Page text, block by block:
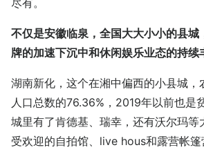
不仅是安徽临泉，全国大大小小的县城
牌的加速下沉中和休闲娱乐业态的持续
湖南新化，这个在湘中偏西的小县城，
人口总数的76.36%，2019年以前也是
城里有了肯德基、瑞幸，还有沃尔玛等
受欢迎的自拍馆、live hous和露营帐